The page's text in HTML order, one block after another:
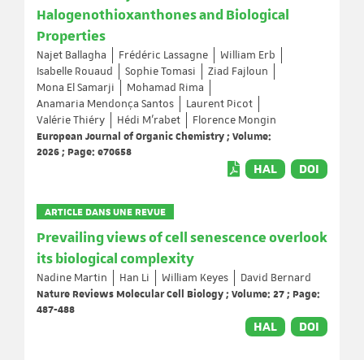
Halogenothioxanthones and Biological
Properties
Najet Ballagha Frédéric Lassagne
William Erb
Isabelle Rouaud
Sophie Tomasi
Ziad Fajloun
Mona El Samarji
Mohamad Rima
Anamaria Mendonça Santos
Laurent Picot
Valérie Thiéry
Hédi M’rabet
Florence Mongin
European Journal of Organic Chemistry ; Volume:
2026 ; Page: e70658
HAL DOI
ARTICLE DANS UNE REVUE
Prevailing views of cell senescence overlook
its biological complexity
Nadine Martin Han Li William Keyes
David Bernard
Nature Reviews Molecular Cell Biology ; Volume: 27 ; Page:
487-488
HAL DOI